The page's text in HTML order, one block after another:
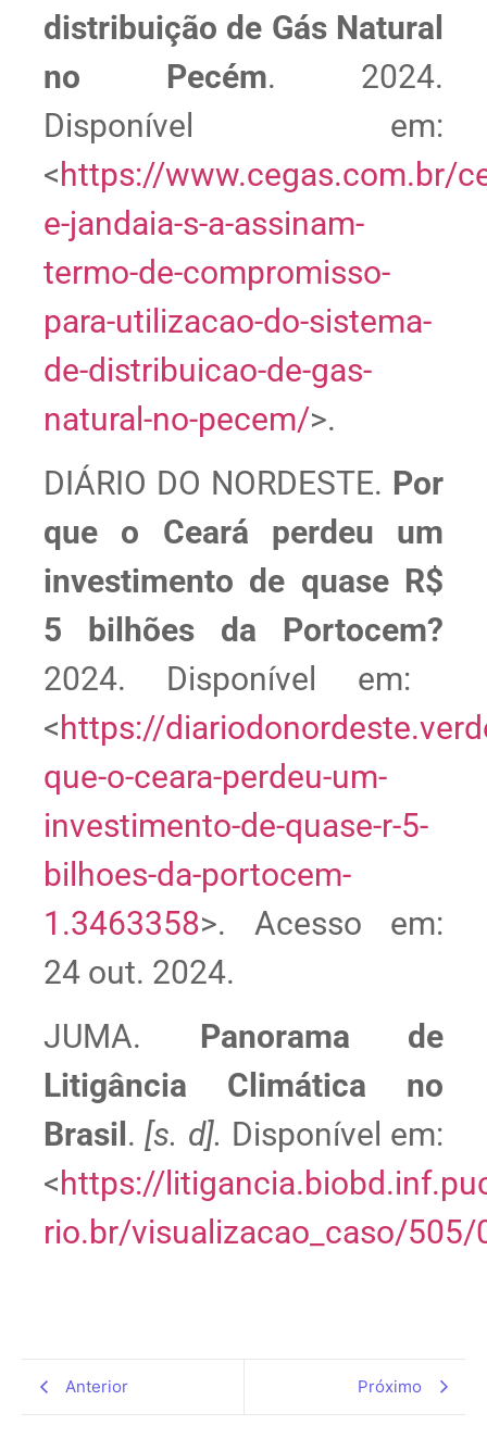
distribuição de Gás Natural
no Pecém. 2024.
Disponível em:
<https://www.cegas.com.br/
e-jandaia-s-a-assinam-
termo-de-compromisso-
para-utilizacao-do-sistema-
de-distribuicao-de-gas-
natural-no-pecem/>.
DIÁRIO DO NORDESTE. Por
que o Ceará perdeu um
investimento de quase R$
5 bilhões da Portocem?
2024. Disponível em:
<https://
que-o-ceara-perdeu-um-
investimento-de-quase-r-5-
bilhoes-da-portocem-
1.3463358>. Acesso em:
24 out. 2024.
JUMA. Panorama de
Litigância Climática no
Brasil . [s. d]. Disponível em:
<https://
rio.br/visualizacao_caso/505/
Anterior Próximo